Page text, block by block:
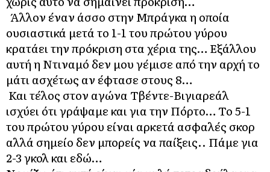
Άλλον έναν άσσο στην Μπράγκα η οποία
ουσιαστικά μετά το 1-1 του πρώτου γύρου
κρατάει την πρόκριση στα χέρια της… Εξάλλου
αυτή η Ντιναμό δεν μου γέμισε από την αρχή το
μάτι ασχέτως αν έφτασε στους 8…
Και τέλος στον αγώνα Τβέντε-Βιγιαρεάλ
ισχύει ότι γράψαμε και για την Πόρτο… Το 5-1
του πρώτου γύρου είναι αρκετά ασφαλές σκορ
αλλά σημείο δεν μπορείς να παίξεις.. Πάμε για
2-3 γκολ και εδώ…